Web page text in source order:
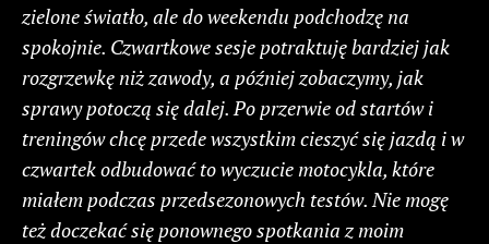
zielone światło, ale do weekendu podchodzę na
spokojnie. Czwartkowe sesje potraktuję bardziej jak
rozgrzewkę niż zawody, a później zobaczymy, jak
sprawy potoczą się dalej. Po przerwie od startów i
treningów chcę przede wszystkim cieszyć się jazdą i w
czwartek odbudować to wyczucie motocykla, które
miałem podczas przedsezonowych testów. Nie mogę
też doczekać się ponownego spotkania z moim